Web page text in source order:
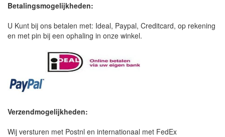
Betalingsmogelijkheden:
U Kunt bij ons betalen met: Ideal, Paypal, Creditcard, op rekening
en met pin bij een ophaling in onze winkel.
Verzendmogelijkheden:
Wij versturen met Postnl en internationaal met FedEx